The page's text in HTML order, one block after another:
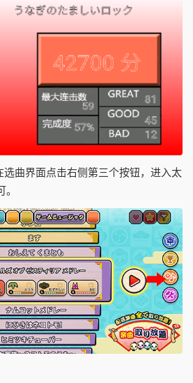
选曲界面点击右侧第三个按钮，进入太